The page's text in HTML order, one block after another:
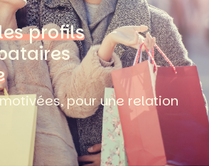
profils
pour une relation